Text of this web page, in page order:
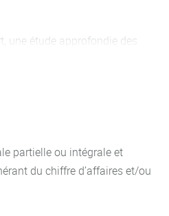
une étude approfondie des
partielle ou intégrale et
du chiffre d’affaires et/ou